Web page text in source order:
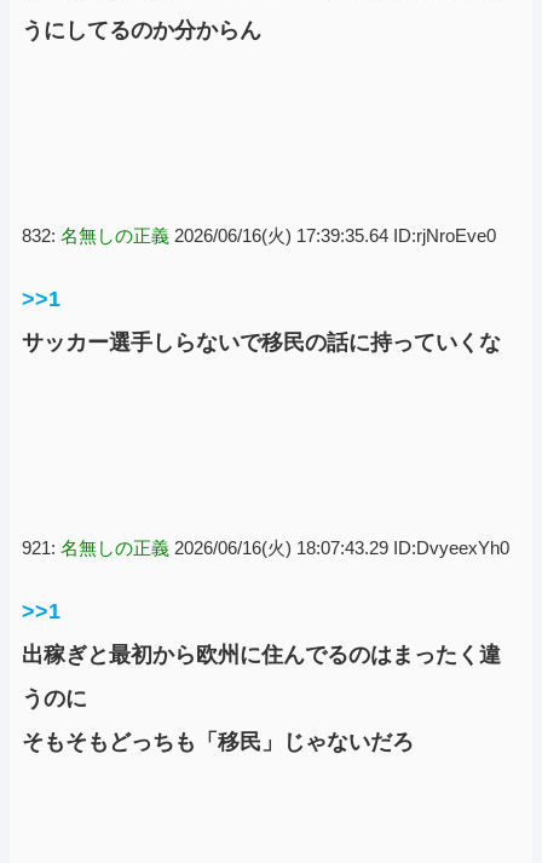
うにしてるのか分からん
832: 名無しの正義 2026/06/16(火) 17:39:35.64 ID:rjNroEve0
>>1
サッカー選手しらないで移民の話に持っていくな
921: 名無しの正義 2026/06/16(火) 18:07:43.29 ID:DvyeexYh0
>>1
出稼ぎと最初から欧州に住んでるのはまったく違
うのに
そもそもどっちも「移民」じゃないだろ